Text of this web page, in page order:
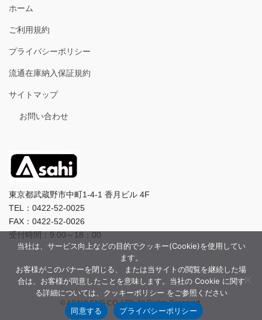
ホーム
ご利用規約
プライバシーポリシー
流通在庫納入保証規約
サイトマップ
お問い合わせ
東京都武蔵野市中町1-4-1 香月ビル 4F
TEL：0422-52-0025
FAX：0422-52-0026
受付時間：9:00～18：00
© ASAHI-ENG CO.,LTD. All Rights Reserved.
当社は、サービス向上などの目的でクッキー(Cookie)を使用してい
ます。
お客様がこのバナーを閉じる、 または当サイトの閲覧を継続した場
合は、お客様が同意したことを意味します。当社の Cookie に関す
る詳細については、クッキーポリシー をご参照ください
同意する
プライバシーポリシー